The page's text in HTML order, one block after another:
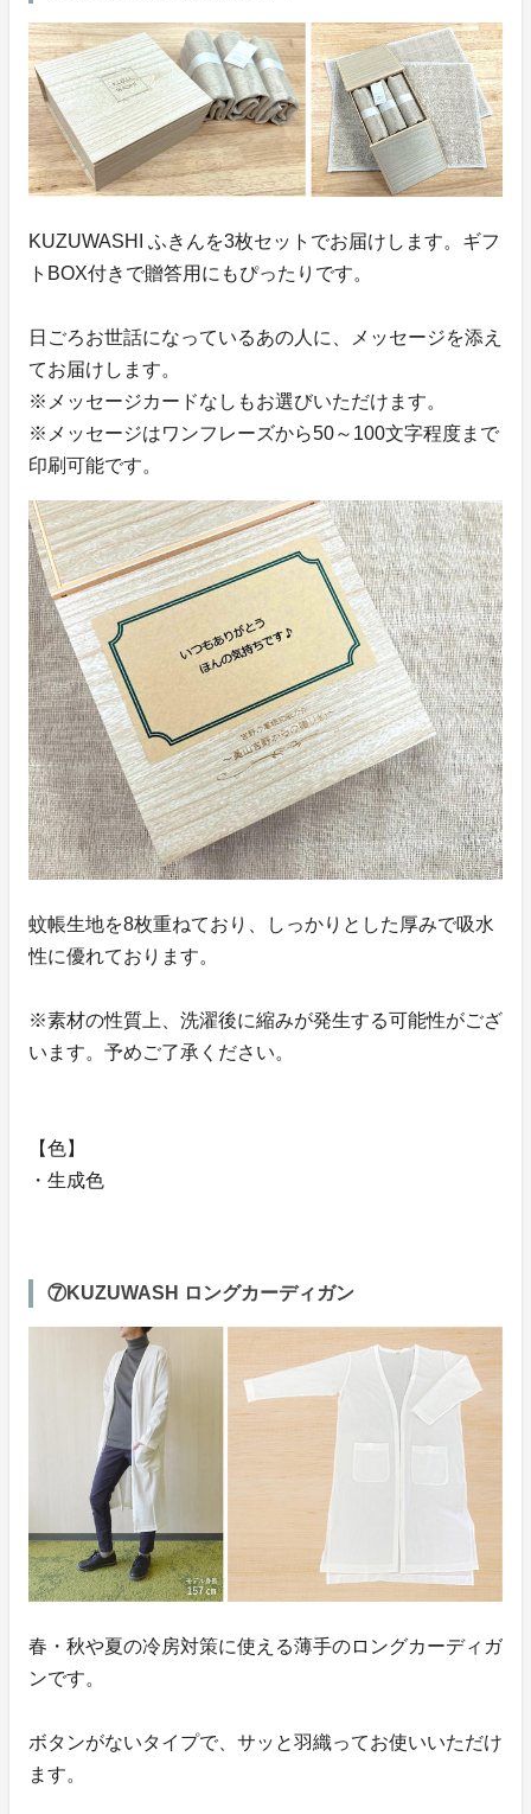
KUZUWASHI ふきんを3枚セットでお届けします。ギフ
トBOX付きで贈答用にもぴったりです。
日ごろお世話になっているあの人に、メッセージを添え
てお届けします。
※メッセージカードなしもお選びいただけます。
※メッセージはワンフレーズから50～100文字程度まで
印刷可能です。
蚊帳生地を8枚重ねており、しっかりとした厚みで吸水
性に優れております。
※素材の性質上、洗濯後に縮みが発生する可能性がござ
います。予めご了承ください。
【色】
・生成色
⑦KUZUWASH ロングカーディガン
春・秋や夏の冷房対策に使える薄手のロングカーディガ
ンです。
ボタンがないタイプで、サッと羽織ってお使いいただけ
ます。